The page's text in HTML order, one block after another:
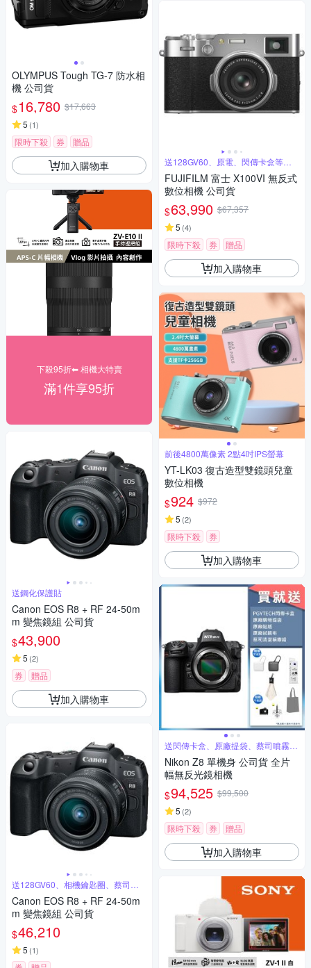
OLYMPUS Tough TG-7 防水相
機 公司貨
$16,780 $17,663
5 (1)
限時下殺 券 贈品
加入購物車
下殺95折⬅︎ 相機大特賣
滿1件享95折
送鋼化保護貼
Canon EOS R8 + RF 24-50m
m 變焦鏡組 公司貨
$43,900
5 (2)
券 贈品
加入購物車
送128GV60、相機鑰匙圈、蔡司噴
霧
Canon EOS R8 + RF 24-50m
m 變焦鏡組 公司貨
$46,210
5 (1)
送128GV60、原電、閃傳卡盒等超
值禮
FUJIFILM 富士 X100VI 無反式
數位相機 公司貨
$63,990 $67,357
5 (4)
限時下殺 券 贈品
加入購物車
前後4800萬像素 2點4吋IPS螢幕
YT-LK03 復古造型雙鏡頭兒童
數位相機
$924 $972
5 (2)
限時下殺 券
加入購物車
送閃傳卡盒、原廠提袋、蔡司噴霧組
等好禮
Nikon Z8 單機身 公司貨 全片
幅無反光鏡相機
$94,525 $99,500
5 (2)
限時下殺 券 贈品
加入購物車